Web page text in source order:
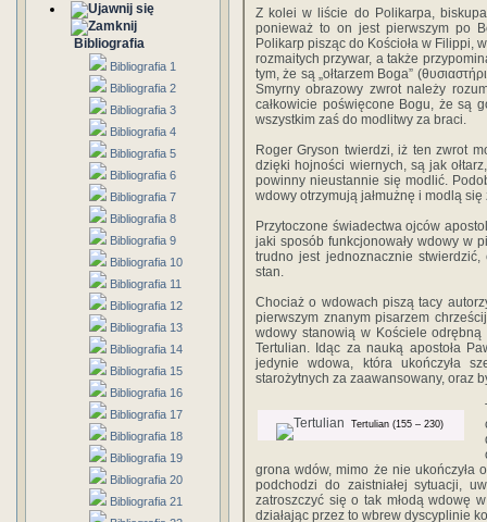
Bibliografia
Bibliografia 1
Bibliografia 2
Bibliografia 3
Bibliografia 4
Bibliografia 5
Bibliografia 6
Bibliografia 7
Bibliografia 8
Bibliografia 9
Bibliografia 10
Bibliografia 11
Bibliografia 12
Bibliografia 13
Bibliografia 14
Bibliografia 15
Bibliografia 16
Bibliografia 17
Bibliografia 18
Bibliografia 19
Bibliografia 20
Bibliografia 21
Z kolei w liście do Polikarpa,
ponieważ to on jest pierwszym po
Polikarp pisząc do Kościoła w Filippi,
rozmaitych przywar, a także
tym, że są „ołtarzem Boga”
Smyrny obrazowy zwrot należy
całkowicie poświęcone Bogu, że są
wszystkim zaś do modlitwy za braci.
Roger Gryson twierdzi, iż ten zwrot
dzięki hojności wiernych, są jak
powinny nieustannie się modlić.
wdowy otrzymują jałmużnę i modlą
Przytoczone świadectwa ojców
jaki sposób funkcjonowały wdowy w
trudno jest jednoznacznie stwierdzić,
stan.
Chociaż o wdowach piszą tacy
pierwszym znanym pisarzem
wdowy stanowią w Kościele
Tertulian. Idąc za nauką apostoła
jedynie wdowa, która ukończyła
starożytnych za zaawansowany, oraz
Tertulian (155 – 230)
grona wdów, mimo że nie ukończyła
podchodzi do zaistniałej sytuacji,
zatroszczyć się o tak młodą wdowę
działając przez to wbrew dyscyplinie